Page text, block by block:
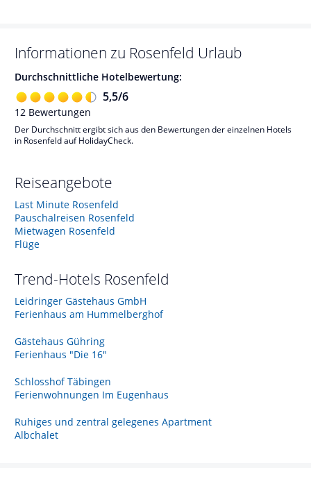
Informationen zu Rosenfeld Urlaub
Durchschnittliche Hotelbewertung:
5,5/6
12 Bewertungen
Der Durchschnitt ergibt sich aus den Bewertungen der einzelnen Hotels
in Rosenfeld auf HolidayCheck.
Reiseangebote
Last Minute Rosenfeld
Pauschalreisen Rosenfeld
Mietwagen Rosenfeld
Flüge
Trend-Hotels Rosenfeld
Leidringer Gästehaus GmbH
Ferienhaus am Hummelberghof
Gästehaus Gühring
Ferienhaus "Die 16"
Schlosshof Täbingen
Ferienwohnungen Im Eugenhaus
Ruhiges und zentral gelegenes Apartment
Albchalet